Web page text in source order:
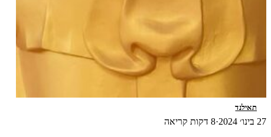
תאילנד
27 בינו׳ 2024 ·8 דקות קריאה